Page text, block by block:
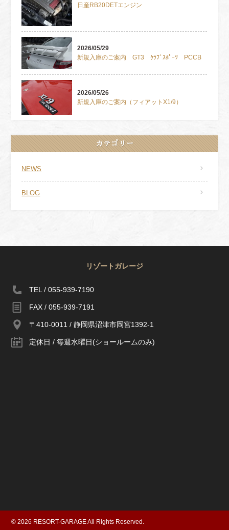
日産RB20DETエンジン
2026/05/29
新規入庫のご案内 GT3 ｸﾗﾌﾞｽﾎﾟｰﾂ PCCB
2026/05/26
新規入庫のご案内（フィアットX1/9）
カテゴリー
NEWS
BLOG
リゾートガレージ
TEL / 055-939-7190
FAX / 055-939-7191
〒410-0011 / 静岡県沼津市岡宮1392-1
定休日 / 毎週水曜日(ショールームのみ)
© 2026 RESORT-GARAGE All Rights Reserved.